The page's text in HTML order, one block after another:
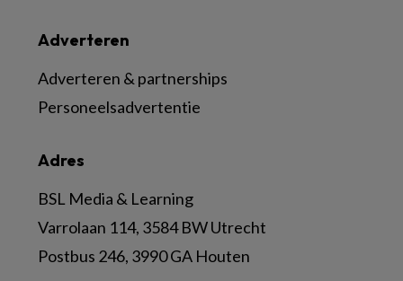
Adres
BSL Media & Learning
Varrolaan 114, 3584 BW Utrecht
Postbus 246, 3990 GA Houten
Adverteren
Adverteren & partnerships
Personeelsadvertentie